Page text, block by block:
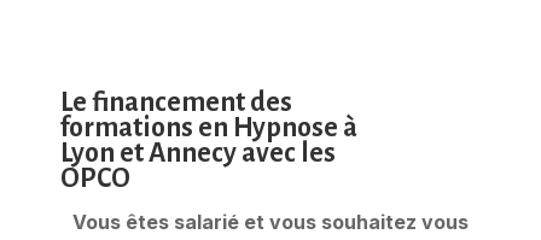
Le financement des
formations en Hypnose à
Lyon et Annecy avec les
OPCO
Vous êtes salarié et vous souhaitez vous